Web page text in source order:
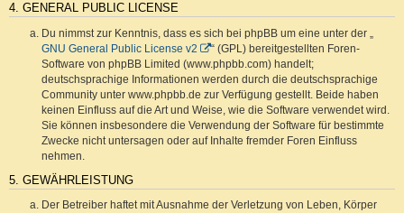
4. GENERAL PUBLIC LICENSE
Du nimmst zur Kenntnis, dass es sich bei phpBB um eine unter der „
GNU General Public License v2
“ (GPL) bereitgestellten Foren-
Software von phpBB Limited (www.phpbb.com) handelt;
deutschsprachige Informationen werden durch die deutschsprachige
Community unter www.phpbb.de zur Verfügung gestellt. Beide haben
keinen Einfluss auf die Art und Weise, wie die Software verwendet wird.
Sie können insbesondere die Verwendung der Software für bestimmte
Zwecke nicht untersagen oder auf Inhalte fremder Foren Einfluss
nehmen.
5. GEWÄHRLEISTUNG
Der Betreiber haftet mit Ausnahme der Verletzung von Leben, Körper